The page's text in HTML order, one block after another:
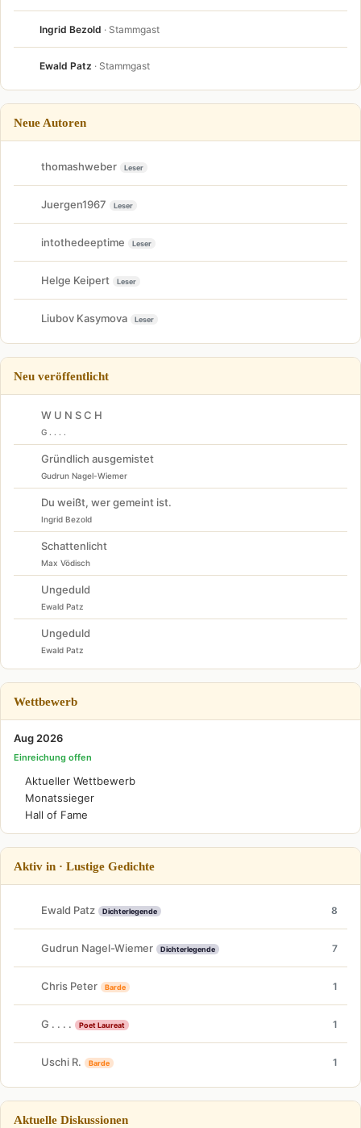
Ingrid Bezold · Stammgast
Ewald Patz · Stammgast
Neue Autoren
thomashweber Leser
Juergen1967 Leser
intothedeeptime Leser
Helge Keipert Leser
Liubov Kasymova Leser
Neu veröffentlicht
W U N S C H
G . . . .
Gründlich ausgemistet
Gudrun Nagel-Wiemer
Du weißt, wer gemeint ist.
Ingrid Bezold
Schattenlicht
Max Vödisch
Ungeduld
Ewald Patz
Ungeduld
Ewald Patz
Wettbewerb
Aug 2026
Einreichung offen
Aktueller Wettbewerb
Monatssieger
Hall of Fame
Aktiv in · Lustige Gedichte
Ewald Patz Dichterlegende 8
Gudrun Nagel-Wiemer Dichterlegende 7
Chris Peter Barde 1
G . . . . Poet Laureat 1
Uschi R. Barde 1
Aktuelle Diskussionen